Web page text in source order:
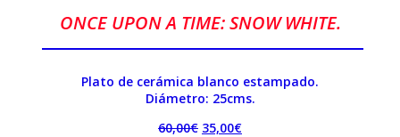
ONCE UPON A TIME: SNOW WHITE.
Plato de cerámica blanco estampado.
Diámetro: 25cms.
60,00€ 35,00€